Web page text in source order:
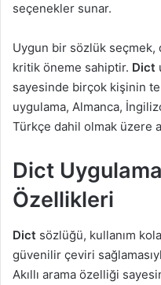
seçenekler sunar.
Uygun bir sözlük
kritik öneme sahiptir. Dict
sayesinde birçok kişinin
uygulama, Almanca,
Türkçe dahil olmak üzere
Dict
Özellikleri
Dict sözlüğü, kullanım
güvenilir çeviri
Akıllı arama özelliği